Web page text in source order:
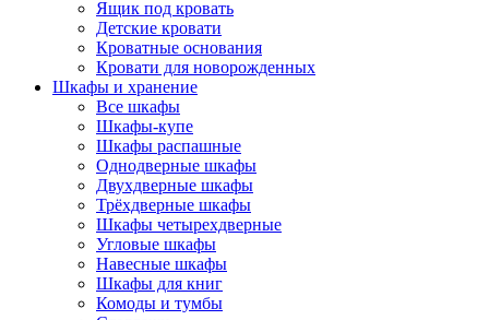
Ящик под кровать
Детские кровати
Кроватные основания
Кровати для новорожденных
Шкафы и хранение
Все шкафы
Шкафы-купе
Шкафы распашные
Однодверные шкафы
Двухдверные шкафы
Трёхдверные шкафы
Шкафы четырехдверные
Угловые шкафы
Навесные шкафы
Шкафы для книг
Комоды и тумбы